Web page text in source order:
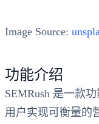
Image Source:
功能介绍
SEMRush 是一款
用户实现可衡量的